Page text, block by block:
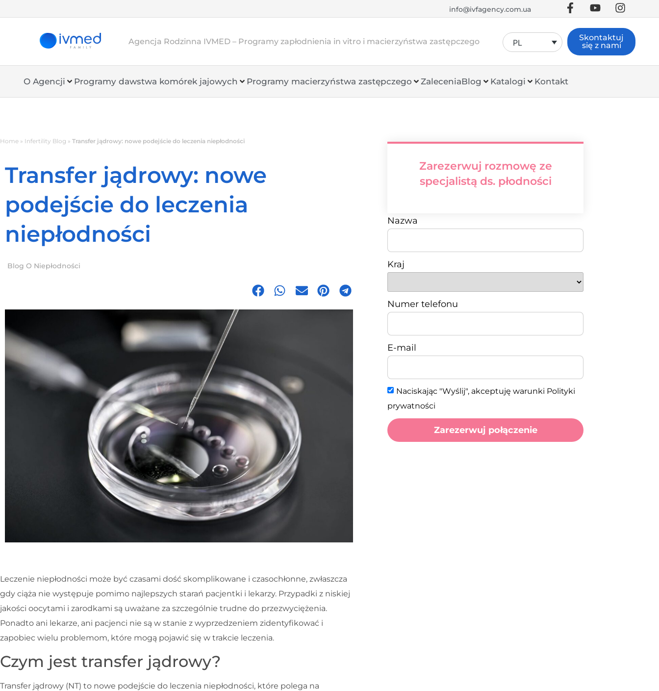
info@ivfagency.com.ua
Agencja Rodzinna IVMED – Programy zapłodnienia in vitro i macierzyństwa zastępczego PL
Skontaktuj
się z nami
O Agencji Programy dawstwa komórek jajowych Programy macierzyństwa zastępczego ZaleceniaBlog Katalogi Kontakt
Home » Infertility Blog » Transfer jądrowy: nowe podejście do leczenia niepłodności
Transfer jądrowy: nowe
podejście do leczenia
niepłodności
Blog O Niepłodności
Leczenie niepłodności może być czasami dość skomplikowane i czasochłonne, zwłaszcza
gdy ciąża nie występuje pomimo najlepszych starań pacjentki i lekarzy. Przypadki z niskiej
jakości oocytami i zarodkami są uważane za szczególnie trudne do przezwyciężenia.
Ponadto ani lekarze, ani pacjenci nie są w stanie z wyprzedzeniem zidentyfikować i
zapobiec wielu problemom, które mogą pojawić się w trakcie leczenia.
Czym jest transfer jądrowy?
Transfer jądrowy (NT) to nowe podejście do leczenia niepłodności, które polega na
Zarezerwuj rozmowę ze
specjalistą ds. płodności
Nazwa
Kraj
Numer telefonu
E-mail
Naciskając "Wyślij", akceptuję warunki Polityki
prywatności
Zarezerwuj połączenie